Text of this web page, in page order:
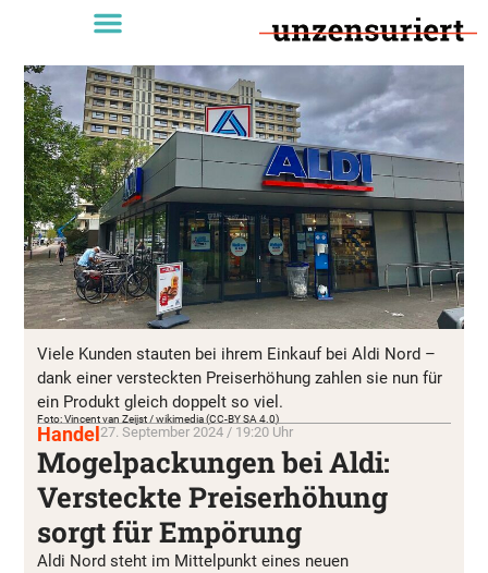
Viele Kunden stauten bei ihrem Einkauf bei Aldi Nord –
dank einer versteckten Preiserhöhung zahlen sie nun für
ein Produkt gleich doppelt so viel.
Foto: Vincent van Zeijst / wikimedia (CC-BY SA 4.0)
Handel 27. September 2024 / 19:20 Uhr
Mogelpackungen bei Aldi:
Versteckte Preiserhöhung
sorgt für Empörung
Aldi Nord steht im Mittelpunkt eines neuen